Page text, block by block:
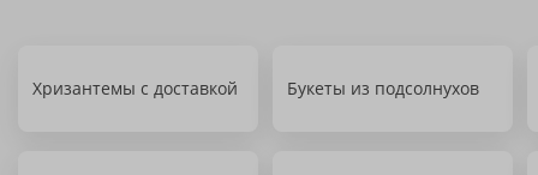
Хризантемы с доставкой Букеты из подсолнухов